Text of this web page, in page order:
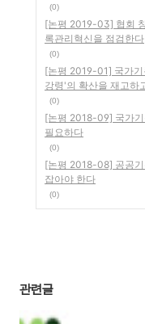
(0)
[논평 2019-03] 협회
록관리혁신을 점검한다
(0)
[논평 2019-01] 국가기
강령'의 확산을 재고하
(0)
[논평 2018-09] 국가
필요하다
(0)
[논평 2018-08] 공공
잡아야 한다
(0)
관련글